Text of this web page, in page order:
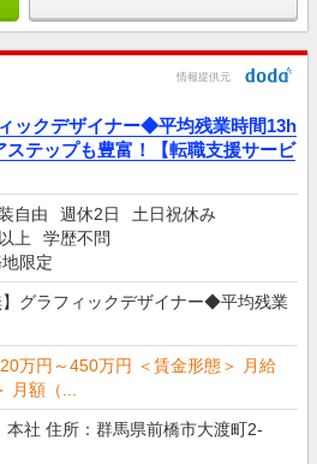
情報提供元
ックデザイナー◆平均残業時間13h
テップも豊富！【転職支援サービ
自由 週休2日
土日祝休み
上
学歴不問
限定
】グラフィックデザイナー◆平均残業
万円～450万円 ＜賃金形態＞ 月給
月額（...
本社 住所：群馬県前橋市大渡町2-